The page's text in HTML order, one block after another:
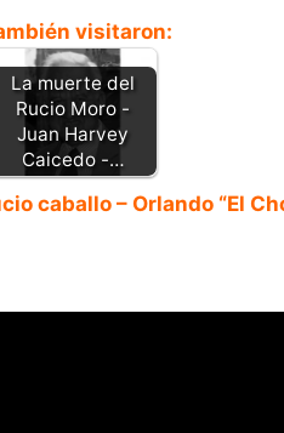
visitaron:
La muerte del
Rucio Moro -
Juan Harvey
Caicedo -…
caballo – Orlando “El